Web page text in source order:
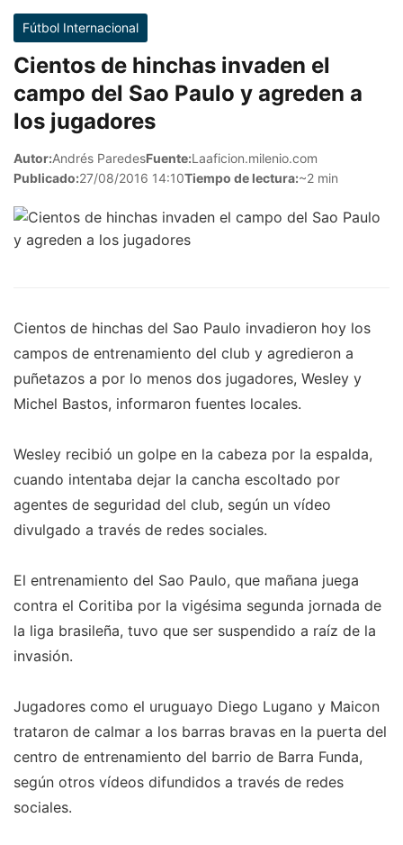
Fútbol Internacional
Cientos de hinchas invaden el
campo del Sao Paulo y agreden a
los jugadores
Autor:Andrés ParedesFuente:Laaficion.milenio.com
Publicado:27/08/2016 14:10Tiempo de lectura:~2 min
Cientos de hinchas del Sao Paulo invadieron hoy los
campos de entrenamiento del club y agredieron a
puñetazos a por lo menos dos jugadores, Wesley y
Michel Bastos, informaron fuentes locales.
Wesley recibió un golpe en la cabeza por la espalda,
cuando intentaba dejar la cancha escoltado por
agentes de seguridad del club, según un vídeo
divulgado a través de redes sociales.
El entrenamiento del Sao Paulo, que mañana juega
contra el Coritiba por la vigésima segunda jornada de
la liga brasileña, tuvo que ser suspendido a raíz de la
invasión.
Jugadores como el uruguayo Diego Lugano y Maicon
trataron de calmar a los barras bravas en la puerta del
centro de entrenamiento del barrio de Barra Funda,
según otros vídeos difundidos a través de redes
sociales.